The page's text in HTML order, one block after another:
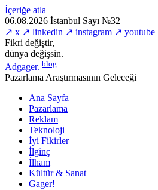
İçeriğe atla
06.08.2026 İstanbul Sayı №32
↗ x ↗ linkedin ↗ instagram ↗ youtube
Fikri değiştir,
dünya değişsin.
Adgager. blog
Pazarlama Araştırmasının Geleceği
Ana Sayfa
Pazarlama
Reklam
Teknoloji
İyi Fikirler
İlginç
İlham
Kültür & Sanat
Gager!